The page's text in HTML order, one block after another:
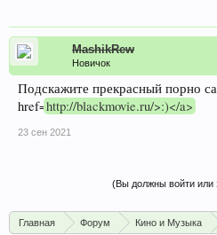
MashikRew
Новичок
Подскажите прекрасный порно
href=http://blackmovie.ru/>:)</a>
23 сен 2021
(Вы должны войти или
Главная Форум Кино и Музыка